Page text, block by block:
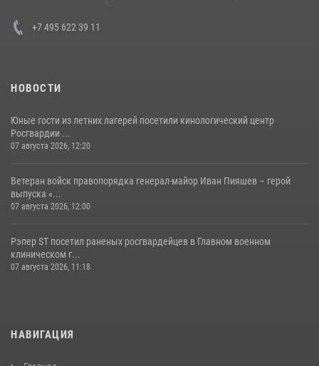
+7 495 622 39 11
НОВОСТИ
Юные гости из летних лагерей посетили кинологический центр
Росгвардии ...
07 августа 2026, 12:20
Ветеран войск правопорядка генерал-майор Иван Пияшев – герой
выпуска «...
07 августа 2026, 12:00
Рэпер ST посетил раненых росгвардейцев в Главном военном
клиническом г...
07 августа 2026, 11:18
НАВИГАЦИЯ